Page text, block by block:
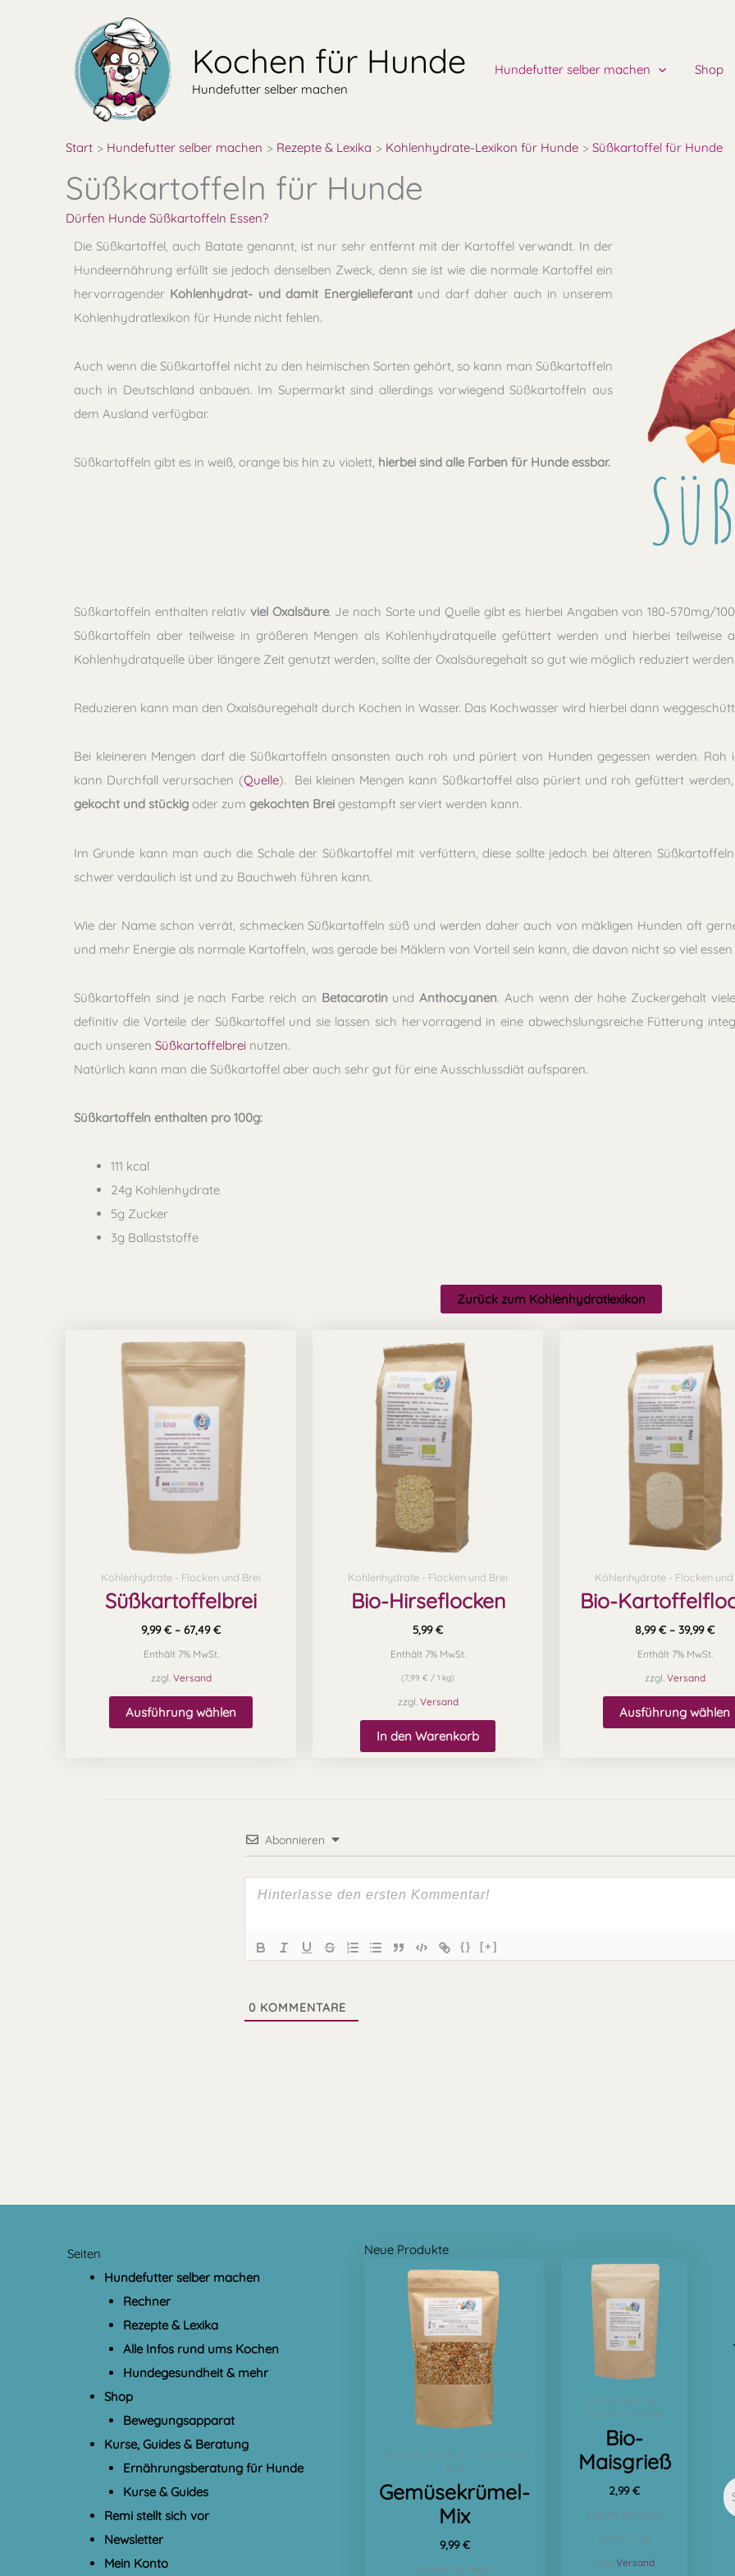
Kochen für Hunde
Hundefutter selber machen
Hundefutter selber machen Shop
Start Hundefutter selber machen Rezepte & Lexika Kohlenhydrate-Lexikon für Hunde Süßkartoffel für Hunde
Süßkartoffeln für Hunde
Dürfen Hunde Süßkartoffeln Essen?
Die Süßkartoffel, auch Batate genannt, ist nur sehr entfernt mit der Kartoffel verwandt. In der
Hundeernährung erfüllt sie jedoch denselben Zweck, denn sie ist wie die normale Kartoffel ein
hervorragender Kohlenhydrat- und damit Energielieferantund darf daher auch in unserem
Kohlenhydratlexikon für Hunde nicht fehlen.
Auch wenn die Süßkartoffel nicht zu den heimischen Sorten gehört, so kann man Süßkartoffeln
auch in Deutschland anbauen. Im Supermarkt sind allerdings vorwiegend Süßkartoffeln aus
dem Ausland verfügbar.
Süßkartoffeln gibt es in weiß, orange bis hin zu violett, hierbei sind alle Farben für Hunde essbar.
Süßkartoffeln enthalten relativ viel Oxalsäure. Je nach Sorte und Quelle gibt es hierbei Angaben von 180-570mg/
Süßkartoffeln aber teilweise in größeren Mengen als Kohlenhydratquelle gefüttert werden und hierbei teilweise
Kohlenhydratquelle über längere Zeit genutzt werden, sollte der Oxalsäuregehalt so gut wie möglich reduziert werden.
Reduzieren kann man den Oxalsäuregehalt durch Kochen in Wasser. Das Kochwasser wird hierbei dann
Bei kleineren Mengen darf die Süßkartoffeln ansonsten auch roh und püriert von Hunden gegessen werden.
kann Durchfall verursachen (Quelle). Bei kleinen Mengen kann Süßkartoffel also püriert und roh gefüttert
gekocht und stückig oder zum gekochten Brei gestampft serviert werden kann.
Im Grunde kann man auch die Schale der Süßkartoffel mit verfüttern, diese sollte jedoch bei älteren
schwer verdaulich ist und zu Bauchweh führen kann.
Wie der Name schon verrät, schmecken Süßkartoffeln süß und werden daher auch von mäkligen Hunden oft
und mehr Energie als normale Kartoffeln, was gerade bei Mäklern von Vorteil sein kann, die davon nicht so viel
Süßkartoffeln sind je nach Farbe reich an Betacarotin undAnthocyanen. Auch wenn der hohe Zuckergehalt
definitiv die Vorteile der Süßkartoffel und sie lassen sich hervorragend in eine abwechslungsreiche Fütterung
auch unseren Süßkartoffelbrei nutzen.
Natürlich kann man die Süßkartoffel aber auch sehr gut für eine Ausschlussdiät aufsparen.
Süßkartoffeln enthalten pro 100g:
111 kcal
24g Kohlenhydrate
5g Zucker
3g Ballaststoffe
Zurück zum Kohlenhydratlexikon
Kohlenhydrate - Flocken und Brei
Süßkartoffelbrei
9,99€ – 67,49€
9,99 €
bis
67,49 €
Enthält 7% MwSt.
zzgl. Versand
Ausführung wählen
der
Produktseite
Kohlenhydrate - Flocken und Brei
Bio-Hirseflocken
5,99€
Enthält 7% MwSt.
(7,99 € / 1 kg)
zzgl. Versand
In den Warenkorb
Kohlenhydrate - Flocken und
Bio-
8,99€ – 39,99€
bis
Enthält 7% MwSt.
zzgl. Versand
Ausführung wählen
Abonnieren
{} [+]
0 KOMMENTARE
Seiten
Hundefutter selber machen
Rechner
Rezepte & Lexika
Alle Infos rund ums Kochen
Hundegesundheit & mehr
Shop
Bewegungsapparat
Kurse, Guides & Beratung
Ernährungsberatung für Hunde
Kurse & Guides
Remi stellt sich vor
Newsletter
Mein Konto
Neue Produkte
Gemüse und Obst - Krümel und
Brei
Gemüsekrümel-
Mix
9,99€
Enthält 7% MwSt.
Kohlenhydrate -
Flocken und Brei
Bio-
Maisgrieß
2,99€
Enthält 7% MwSt.
(5,98 € / 1 kg)
zzgl.Versand